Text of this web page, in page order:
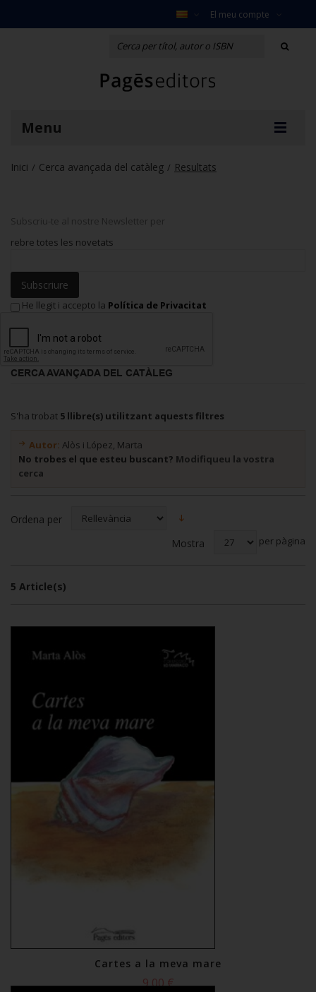
El meu compte
Menu
Inici / Cerca avançada del catàleg / Resultats
Subscriu-te al nostre Newsletter per
rebre totes les novetats
Subscriure
He llegit i accepto la Política de Privacitat
CERCA AVANÇADA DEL CATÀLEG
S'ha trobat 5 llibre(s) utilitzant aquests filtres
Autor: Alòs i López, Marta
No trobes el que esteu buscant? Modifiqueu la vostra
cerca
Ordena per
Mostra
per pàgina
5 Article(s)
Cartes a la meva mare
9,00 €